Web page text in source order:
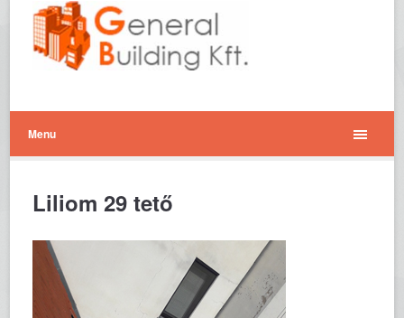
Menu
Liliom 29 tető